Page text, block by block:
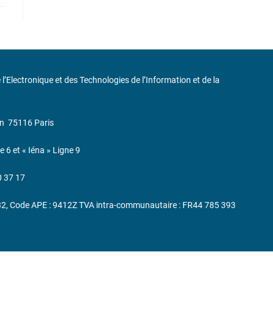
l’Electronique et des Technologies de l’Information et de la
75116 Paris
6 et « Iéna » Ligne 9
37 17
Code APE : 9412Z TVA intra-communautaire : FR44 785 393